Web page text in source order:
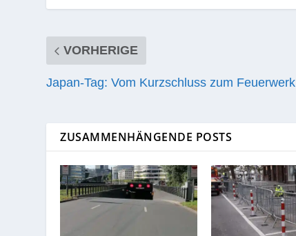
VORHERIGE
Japan-Tag: Vom Kurzschluss zum Feuerwerk
ZUSAMMENHÄNGENDE POSTS